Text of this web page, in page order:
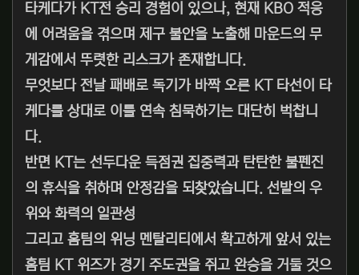
타케다가 KT전 승리 경험이 있으나, 현재 KBO 적응
에 어려움을 겪으며 제구 불안을 노출해 마운드의 무
게감에서 뚜렷한 리스크가 존재합니다.
무엇보다 전날 패배로 독기가 바짝 오른 KT 타선이 타
케다를 상대로 이틀 연속 침묵하기는 대단히 벅찹니
다.
반면 KT는 선두다운 득점권 집중력과 탄탄한 불펜진
의 휴식을 취하며 안정감을 되찾았습니다. 선발의 우
위와 화력의 일관성
그리고 홈팀의 위닝 멘탈리티에서 확고하게 앞서 있는
홈팀 KT 위즈가 경기 주도권을 쥐고 완승을 거둘 것으